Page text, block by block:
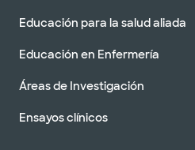
Educación para la salud aliada
Educación en Enfermería
Áreas de Investigación
Ensayos clínicos